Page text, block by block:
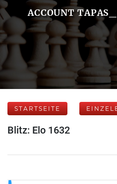
ACCOUNT
STARTSEITE
Blitz: Elo 1632